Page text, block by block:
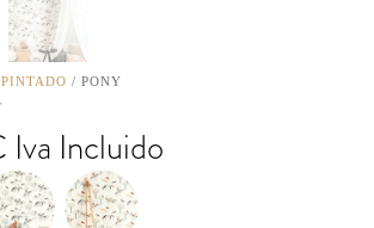
/ PONY
Iva Incluido